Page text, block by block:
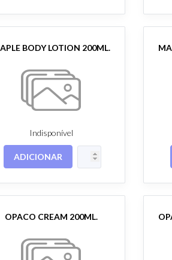
BODY LOTION 200ML.
Indisponível
ADICIONAR
OPACO CREAM 200ML.